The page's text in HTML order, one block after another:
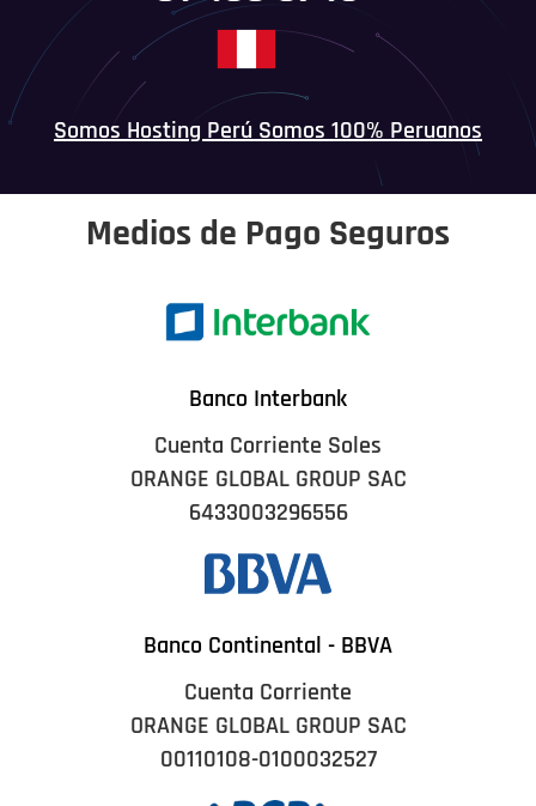
Somos Hosting Perú Somos 100% Peruanos
Medios de Pago Seguros
Banco Interbank
Cuenta Corriente Soles
ORANGE GLOBAL GROUP SAC
6433003296556
Banco Continental - BBVA
Cuenta Corriente
ORANGE GLOBAL GROUP SAC
00110108-0100032527